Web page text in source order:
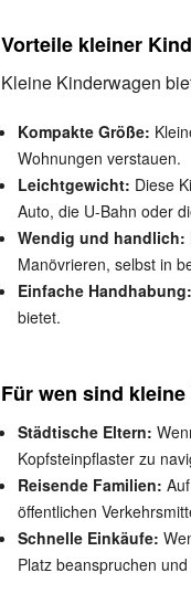
Vorteile kleiner
Kleine Kinderwagen
Kompakte Größe:
Wohnungen verstauen.
Leichtgewicht: Diese
Auto, die U-Bahn oder
Wendig und handlich:
Manövrieren, selbst in
Einfache Handhabung:
bietet.
Für wen sind
Städtische Eltern:
Kopfsteinpflaster zu
Reisende Familien:
öffentlichen
Schnelle Einkäufe:
Platz beanspruchen